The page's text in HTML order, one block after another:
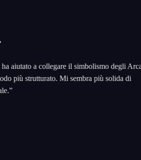
aiutato a collegare il simbolismo degli Arcani
più strutturato. Mi sembra più solida di
”